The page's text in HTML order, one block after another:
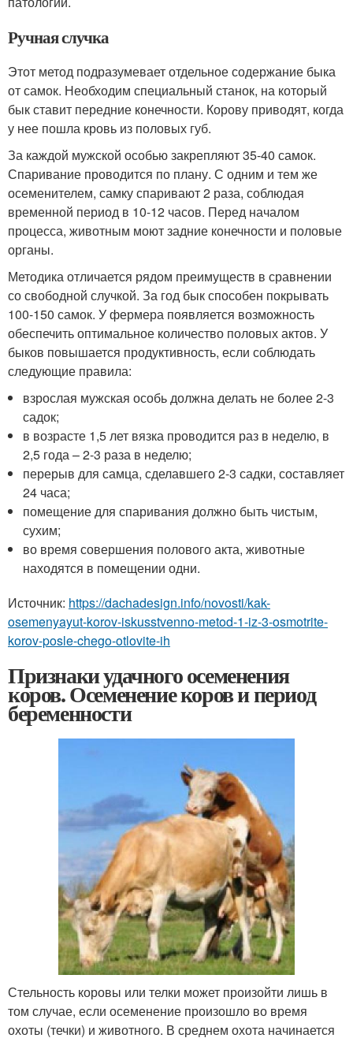
Ручная случка
Этот метод подразумевает отдельное содержание быка
от самок. Необходим специальный станок, на который
бык ставит передние конечности. Корову приводят, когда
у нее пошла кровь из половых губ.
За каждой мужской особью закрепляют 35-40 самок.
Спаривание проводится по плану. С одним и тем же
осеменителем, самку спаривают 2 раза, соблюдая
временной период в 10-12 часов. Перед началом
процесса, животным моют задние конечности и половые
органы.
Методика отличается рядом преимуществ в сравнении
со свободной случкой. За год бык способен покрывать
100-150 самок. У фермера появляется возможность
обеспечить оптимальное количество половых актов. У
быков повышается продуктивность, если соблюдать
следующие правила:
взрослая мужская особь должна делать не более 2-3
садок;
в возрасте 1,5 лет вязка проводится раз в неделю, в
2,5 года – 2-3 раза в неделю;
перерыв для самца, сделавшего 2-3 садки, составляет
24 часа;
помещение для спаривания должно быть чистым,
сухим;
во время совершения полового акта, животные
находятся в помещении одни.
Источник: https://dachadesign.info/novosti/kak-
osemenyayut-korov-iskusstvenno-metod-1-iz-3-osmotrite-
korov-posle-chego-otlovite-ih
Признаки удачного осеменения
коров. Осеменение коров и период
беременности
Стельность коровы или телки может произойти лишь в
том случае, если осеменение произошло во время
охоты (течки) и животного. В среднем охота начинается